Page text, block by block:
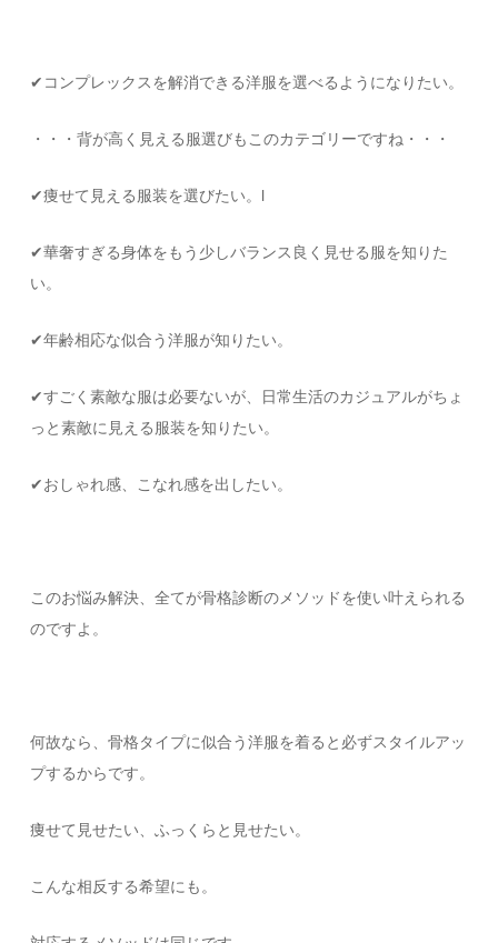
✔︎コンプレックスを解消できる洋服を選べるようになりたい。
・・・背が高く見える服選びもこのカテゴリーですね・・・
✔︎痩せて見える服装を選びたい。l
✔︎華奢すぎる身体をもう少しバランス良く見せる服を知りた
い。
✔︎年齢相応な似合う洋服が知りたい。
✔︎すごく素敵な服は必要ないが、日常生活のカジュアルがちょ
っと素敵に見える服装を知りたい。
✔︎おしゃれ感、こなれ感を出したい。
このお悩み解決、全てが骨格診断のメソッドを使い叶えられる
のですよ。
何故なら、骨格タイプに似合う洋服を着ると必ずスタイルアッ
プするからです。
痩せて見せたい、ふっくらと見せたい。
こんな相反する希望にも。